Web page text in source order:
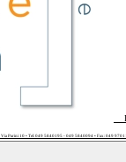
Via Parini 10 • Tel: 049 5840195 - 049 5840094 • Fax: 049